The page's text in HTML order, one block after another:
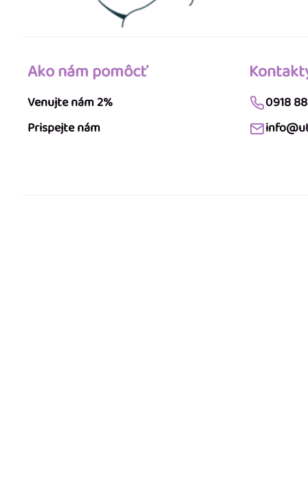
Ako nám pomôcť
Venujte nám 2%
Prispejte nám
0918